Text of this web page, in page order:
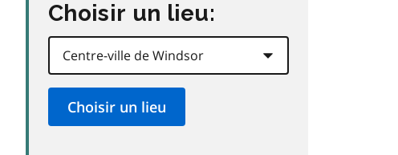
Choisir un lieu: